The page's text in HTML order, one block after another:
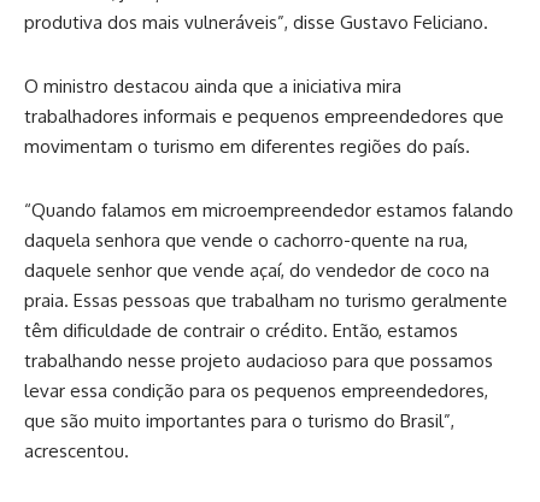
produtiva dos mais vulneráveis”, disse Gustavo Feliciano.
O ministro destacou ainda que a iniciativa mira
trabalhadores informais e pequenos empreendedores que
movimentam o turismo em diferentes regiões do país.
“Quando falamos em microempreendedor estamos falando
daquela senhora que vende o cachorro-quente na rua,
daquele senhor que vende açaí, do vendedor de coco na
praia. Essas pessoas que trabalham no turismo geralmente
têm dificuldade de contrair o crédito. Então, estamos
trabalhando nesse projeto audacioso para que possamos
levar essa condição para os pequenos empreendedores,
que são muito importantes para o turismo do Brasil”,
acrescentou.